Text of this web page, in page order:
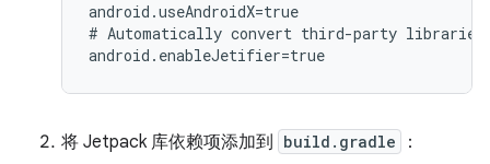
android.useAndroidX=true
# Automatically convert third-party libraries
将 Jetpack 库依赖项添加到 build.gradle
：